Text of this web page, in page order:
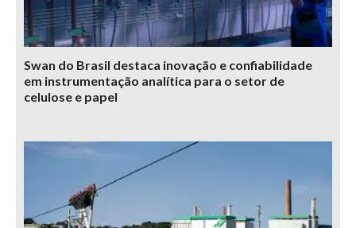
Swan do Brasil destaca inovação e confiabilidade
em instrumentação analítica para o setor de
celulose e papel